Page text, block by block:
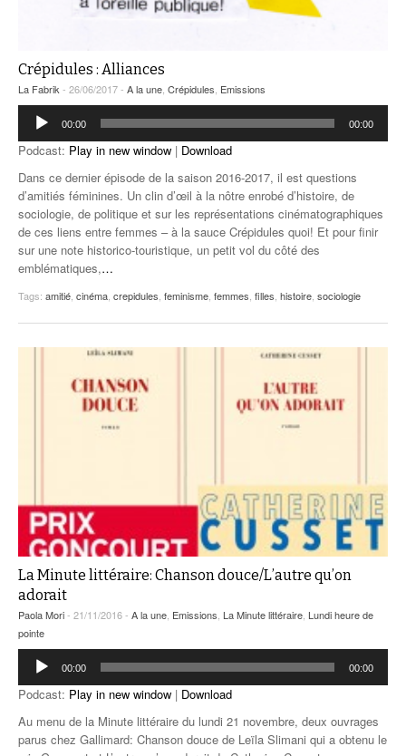
Crépidules : Alliances
La Fabrik- 26/06/2017 - A la une, Crépidules, Emissions
Lecteur
audio
00:00 00:00
Podcast: Play in new window | Download
Dans ce dernier épisode de la saison 2016-2017, il est questions
d’amitiés féminines. Un clin d’œil à la nôtre enrobé d’histoire, de
sociologie, de politique et sur les représentations cinématographiques
de ces liens entre femmes – à la sauce Crépidules quoi! Et pour finir
sur une note historico-touristique, un petit vol du côté des
emblématiques,…
Tags: amitié, cinéma, crepidules, feminisme, femmes, filles, histoire, sociologie
La Minute littéraire: Chanson douce/L’autre qu’on
adorait
Paola Mori- 21/11/2016 - A la une Emissions La Minute littéraire Lundi heure de
pointe
Lecteur
audio
00:00 00:00
Podcast: Play in new window | Download
Au menu de la Minute littéraire du lundi 21 novembre, deux ouvrages
parus chez Gallimard: Chanson douce de Leïla Slimani qui a obtenu le